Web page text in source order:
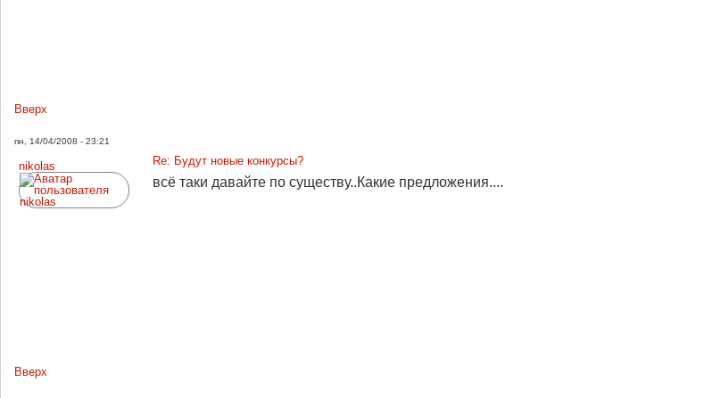
Вверх
пн, 14/04/2008 - 23:21
nikolas
Re: Будут новые конкурсы?
всё таки давайте по существу..Какие предложения....
Вверх